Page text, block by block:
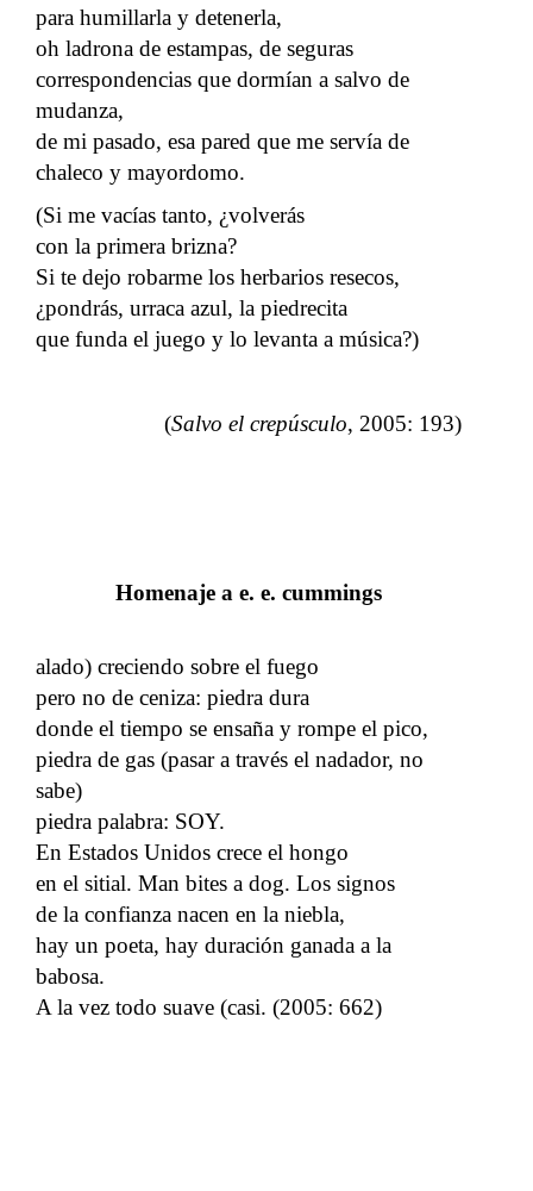
para humillarla y detenerla,
oh ladrona de estampas, de seguras
correspondencias que dormían a salvo de
mudanza,
de mi pasado, esa pared que me servía de
chaleco y mayordomo.
(Si me vacías tanto, ¿volverás
con la primera brizna?
Si te dejo robarme los herbarios resecos,
¿pondrás, urraca azul, la piedrecita
que funda el juego y lo levanta a música?)
(Salvo el crepúsculo, 2005: 193)
Homenaje a e. e. cummings
alado) creciendo sobre el fuego
pero no de ceniza: piedra dura
donde el tiempo se ensaña y rompe el pico,
piedra de gas (pasar a través el nadador, no
sabe)
piedra palabra: SOY.
En Estados Unidos crece el hongo
en el sitial. Man bites a dog. Los signos
de la confianza nacen en la niebla,
hay un poeta, hay duración ganada a la
babosa.
A la vez todo suave (casi. (2005: 662)